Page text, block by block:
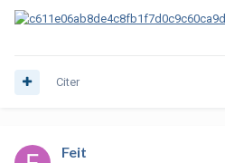
Citer
Feit